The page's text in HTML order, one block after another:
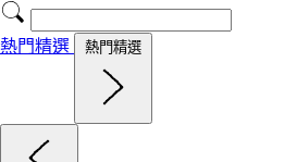
熱門精選 熱門精選